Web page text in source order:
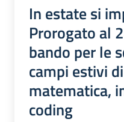
In estate si
Prorogato al
bando per le
campi estivi
matematica,
coding